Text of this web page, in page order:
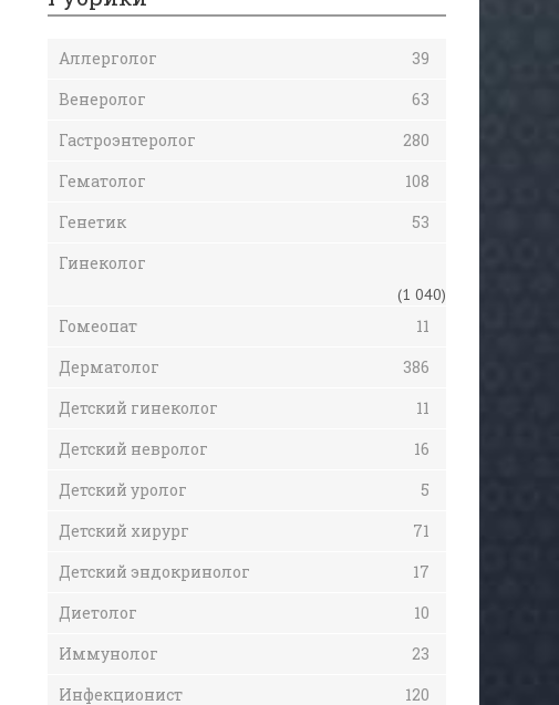
Аллерголог
39
Венеролог
63
Гастроэнтеролог
280
Гематолог
108
Генетик
53
Гинеколог
(1 040)
Гомеопат
11
Дерматолог
386
Детский гинеколог
11
Детский невролог
16
Детский уролог
5
Детский хирург
71
Детский эндокринолог
17
Диетолог
10
Иммунолог
23
Инфекционист
120